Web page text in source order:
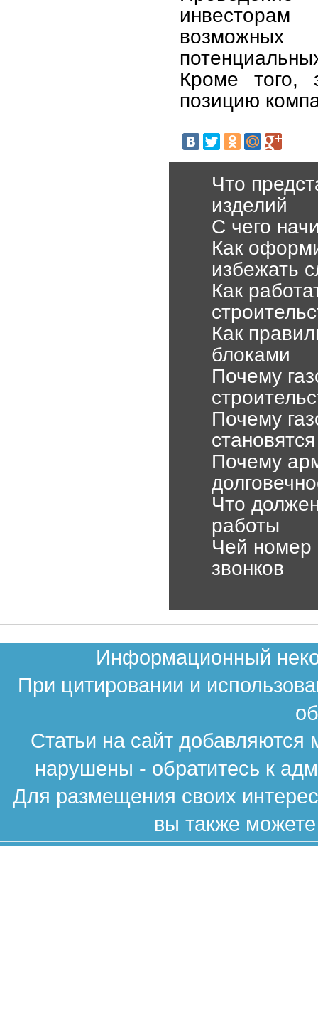
инвесторам
возможных
Кроме того,
позицию
Что
изделий
С чего
Как
избежать
Как
Как
блоками
Почему
Почему
Почему
Что
работы
Чей номер
звонков
Информационный
При цитировании и
Статьи на сайт
нарушены - обратитесь к
Для размещения своих
вы также